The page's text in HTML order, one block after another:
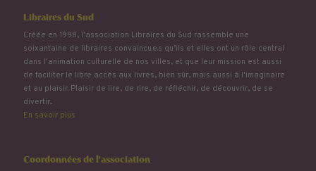
Libraires du Sud
Créée en 1998, l'association Libraires du Sud rassemble une
soixantaine de libraires convaincu.e.s qu’ils et elles ont un rôle central
dans l'animation culturelle de nos villes, et que leur mission est aussi
de faciliter le libre accès aux livres, bien sûr, mais aussi à l'imaginaire
et au plaisir. Plaisir de lire, de rire, de réfléchir, de découvrir, de se
divertir...
En savoir plus
Coordonnées de l'association